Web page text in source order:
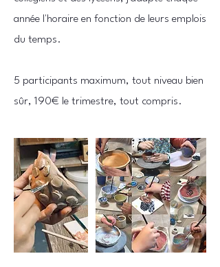
année l'horaire en fonction de leurs emplois
du temps.
5 participants maximum, tout niveau bien
sûr, 190€ le trimestre, tout compris.